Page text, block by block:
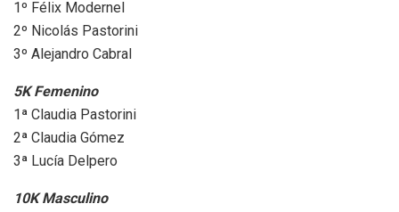
1º Félix Modernel
2º Nicolás Pastorini
3º Alejandro Cabral
5K Femenino
1ª Claudia Pastorini
2ª Claudia Gómez
3ª Lucía Delpero
10K Masculino